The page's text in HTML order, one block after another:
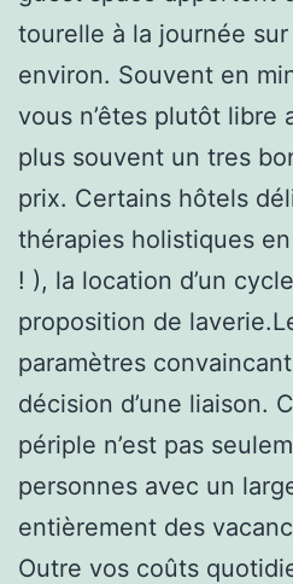
tourelle à la journée
environ. Souvent en
vous n’êtes plutôt libre
plus souvent un tres
prix. Certains hôtels
thérapies holistiques
! ), la location d’un
proposition de
paramètres
décision d’une liaison.
périple n’est pas
personnes avec un
entièrement des
Outre vos coûts